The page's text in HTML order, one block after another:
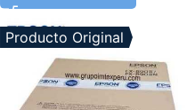
Producto Original